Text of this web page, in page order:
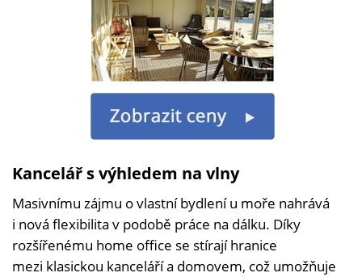
Kancelář s výhledem na vlny
Masivnímu zájmu o vlastní bydlení u moře nahrává
i nová flexibilita v podobě práce na dálku. Díky
rozšířenému home office se stírají hranice
mezi klasickou kanceláří a domovem, což umožňuje